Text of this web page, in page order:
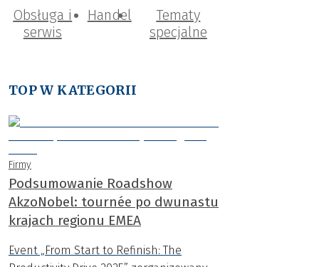
Obsługa i
serwis
Handel
Tematy
specjalne
TOP W KATEGORII
Firmy
Podsumowanie Roadshow
AkzoNobel: tournée po dwunastu
krajach regionu EMEA
Event „From Start to Refinish: The